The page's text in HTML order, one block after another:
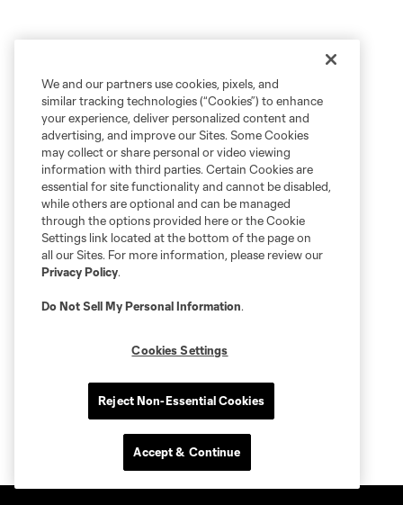
We and our partners use cookies, pixels, and
similar tracking technologies (“Cookies”) to enhance
your experience, deliver personalized content and
advertising, and improve our Sites. Some Cookies
may collect or share personal or video viewing
information with third parties. Certain Cookies are
essential for site functionality and cannot be disabled,
while others are optional and can be managed
through the options provided here or the Cookie
Settings link located at the bottom of the page on
all our Sites. For more information, please review our
Privacy Policy.
Do Not Sell My Personal Information.
Cookies Settings
Reject Non-Essential Cookies
Accept & Continue